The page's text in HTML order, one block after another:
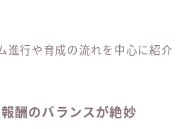
進行や育成の流れを中心に紹介
酬のバランスが絶妙